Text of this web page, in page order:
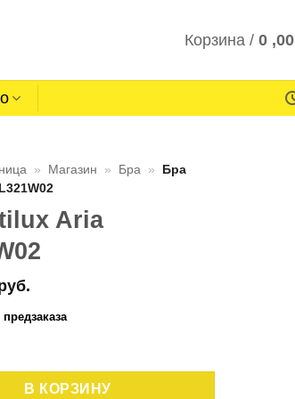
Корзина /0 ,00
» Магазин » Бра »
Бра
Aria
Бра Citilux Aria EL321W02
В КОРЗИНУ